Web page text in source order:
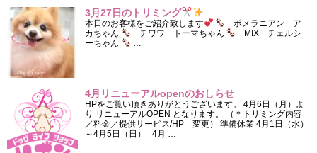
3月27日のトリミング
本日のお客様をご紹介致します
ポメラニアン ア
カちゃん
チワワ トーマちゃん
MIX チェルシ
ーちゃん
…
4月リニューアルopenのおしらせ
HPをご覧い頂きありがとうございます。 4月6日（月）よ
り リニューアルOPEN となります。 （＊トリミング内容
／料金／提供サービス/HP 変更） 準備休業 4月1日（水）
～4月5日（日） 4月 …